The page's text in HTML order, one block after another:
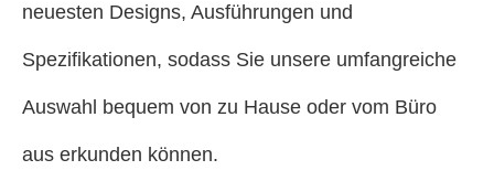
neuesten Designs, Ausführungen und
Spezifikationen, sodass Sie unsere umfangreiche
Auswahl bequem von zu Hause oder vom Büro
aus erkunden können.